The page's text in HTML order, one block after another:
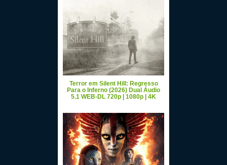
Terror em Silent Hill: Regresso
Para o Inferno (2026) Dual Áudio
5.1 WEB-DL 720p | 1080p | 4K